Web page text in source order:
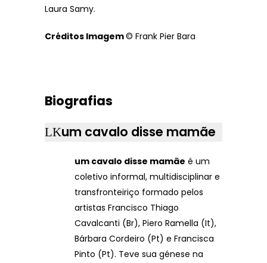
Laura Samy.
Créditos Imagem© Frank Pier Bara
Biografias
um cavalo disse mamãe
um cavalo disse mamãe é um
coletivo informal, multidisciplinar e
transfronteiriço formado pelos
artistas Francisco Thiago
Cavalcanti (Br), Piero Ramella (It),
Bárbara Cordeiro (Pt) e Francisca
Pinto (Pt). Teve sua génese na